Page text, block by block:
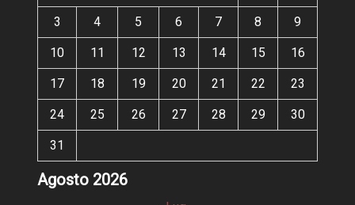
Agosto 2026
3 4 5 6 7 8 9
10 11 12 13 14 15 16
17 18 19 20 21 22 23
24 25 26 27 28 29 30
31